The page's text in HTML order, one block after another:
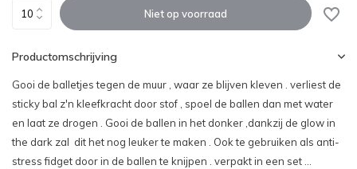
Niet op voorraad
Productomschrijving
Gooi de balletjes tegen de muur , waar ze blijven kleven . verliest de
sticky bal z'n kleefkracht door stof , spoel de ballen dan met water
en laat ze drogen . Gooi de ballen in het donker ,dankzij de glow in
the dark zal dit het nog leuker te maken . Ook te gebruiken als anti-
stress fidget door in de ballen te knijpen . verpakt in een set ...